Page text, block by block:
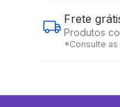
Frete
Produtos
*Consulte